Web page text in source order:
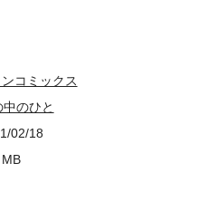
コミックス
のひと
02/18